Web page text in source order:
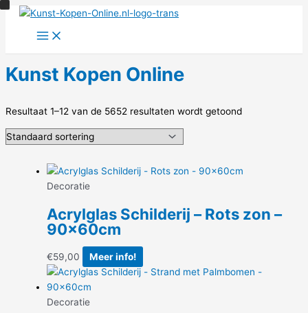
Ga
Kunst Kopen Online
Resultaat 1–12 van de 5652 resultaten wordt getoond
Decoratie
Acrylglas Schilderij – Rots zon –
90x60cm
€59,00 Meer info!
Decoratie